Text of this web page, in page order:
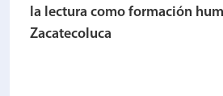
la lectura como formación
Zacatecoluca